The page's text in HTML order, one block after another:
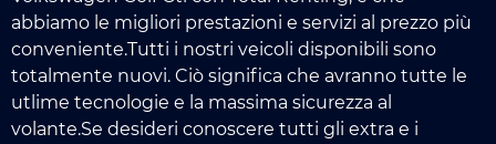
abbiamo le migliori prestazioni e servizi al prezzo più
conveniente.Tutti i nostri veicoli disponibili sono
totalmente nuovi. Ciò significa che avranno tutte le
utlime tecnologie e la massima sicurezza al
volante.Se desideri conoscere tutti gli extra e i